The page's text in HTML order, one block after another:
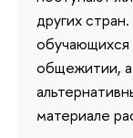
других
обучающихся
общежитии,
материале